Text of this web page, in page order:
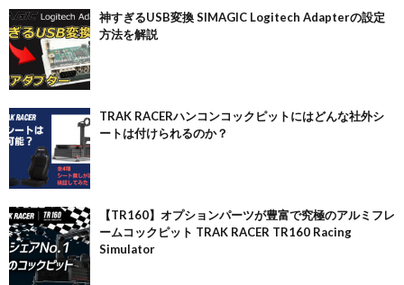
神すぎるUSB変換 SIMAGIC Logitech Adapterの設定
方法を解説
TRAK RACERハンコンコックピットにはどんな社外シ
ートは付けられるのか？
【TR160】オプションパーツが豊富で究極のアルミフレ
ームコックピット TRAK RACER TR160 Racing
Simulator